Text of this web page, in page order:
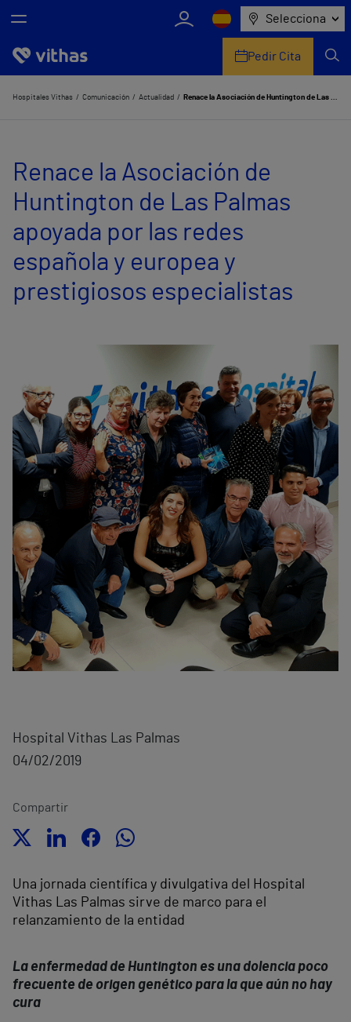
Selecciona
Nosotros
Servicios de salud
Equipo médico y asistencial
Información útil
Comunicación
Pedir Cita
Hospitales Vithas Comunicación Actualidad Renace la Asociación de Huntington de Las Palmas apoyada por las redes española y europea y prestigiosos especialistas
Renace la Asociación de
Huntington de Las Palmas
apoyada por las redes
española y europea y
prestigiosos especialistas
Hospital Vithas Las Palmas
04/02/2019
Compartir
Una jornada científica y divulgativa del Hospital
Vithas Las Palmas sirve de marco para el
relanzamiento de la entidad
La enfermedad de Huntington es una dolencia poco
frecuente de origen genético para la que aún no hay
cura